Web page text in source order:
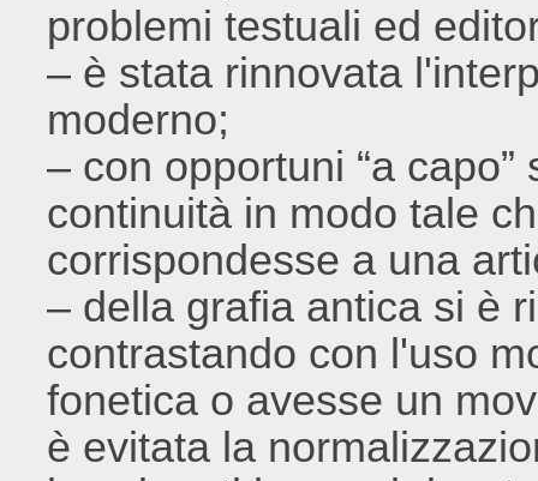
problemi testuali ed
– è stata rinnovata
moderno;
– con opportuni “a
continuità in modo tale
corrispondesse a una
– della grafia antica si è
contrastando con l'uso
fonetica o avesse un
è evitata la